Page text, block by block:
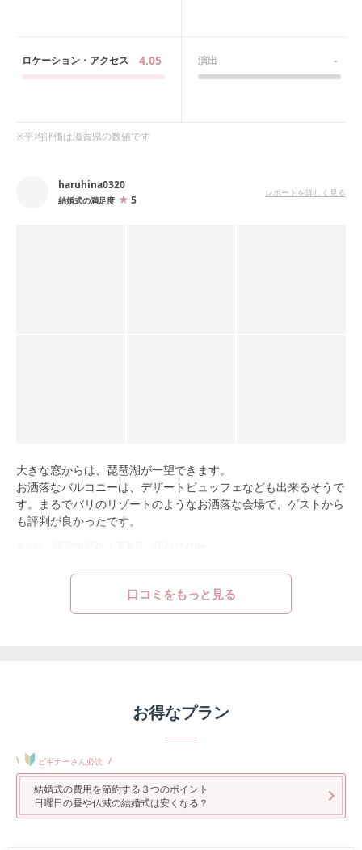
ロケーション・アクセス 4.05 演出 -
※平均評価は滋賀県の数値です
haruhina0320
結婚式の満足度 5
レポートを詳しく見る
大きな窓からは、琵琶湖が一望できます。
お洒落なバルコニーは、デザートビュッフェなども出来るそうで
す。まるでバリのリゾートのようなお洒落な会場で、ゲストから
も評判が良かったです。
口コミをもっと見る
お得なプラン
\ ビギナーさん必読 /
結婚式の費用を節約する３つのポイント
日曜日の昼や仏滅の結婚式は安くなる？